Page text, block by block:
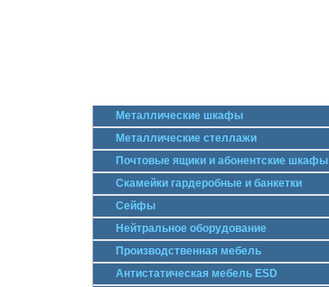
Металлические шкафы
Металлические стеллажи
Почтовые ящики и абонентские шкафы
Скамейки гардеробные и банкетки
Сейфы
Нейтральное оборудование
Производственная мебель
Антистатическая мебель ESD